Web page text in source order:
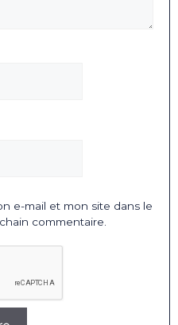
e-mail et mon site dans le
commentaire.